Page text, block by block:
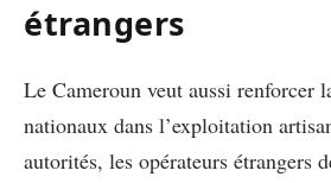
étrangers
Le Cameroun veut aussi renforcer
nationaux dans l’exploitation
autorités, les opérateurs étrangers